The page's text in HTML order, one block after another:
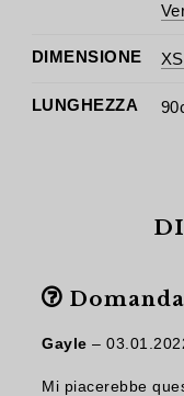
DIMENSIONE XS
LUNGHEZZA
Domanda
Gayle –
Mi piacerebbe